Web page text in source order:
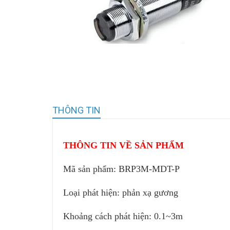
THÔNG TIN
THÔNG TIN VỀ SẢN PHẨM
Mã sản phẩm: BRP3M-MDT-P
Loại phát hiện: phản xạ gương
Khoảng cách phát hiện: 0.1~3m